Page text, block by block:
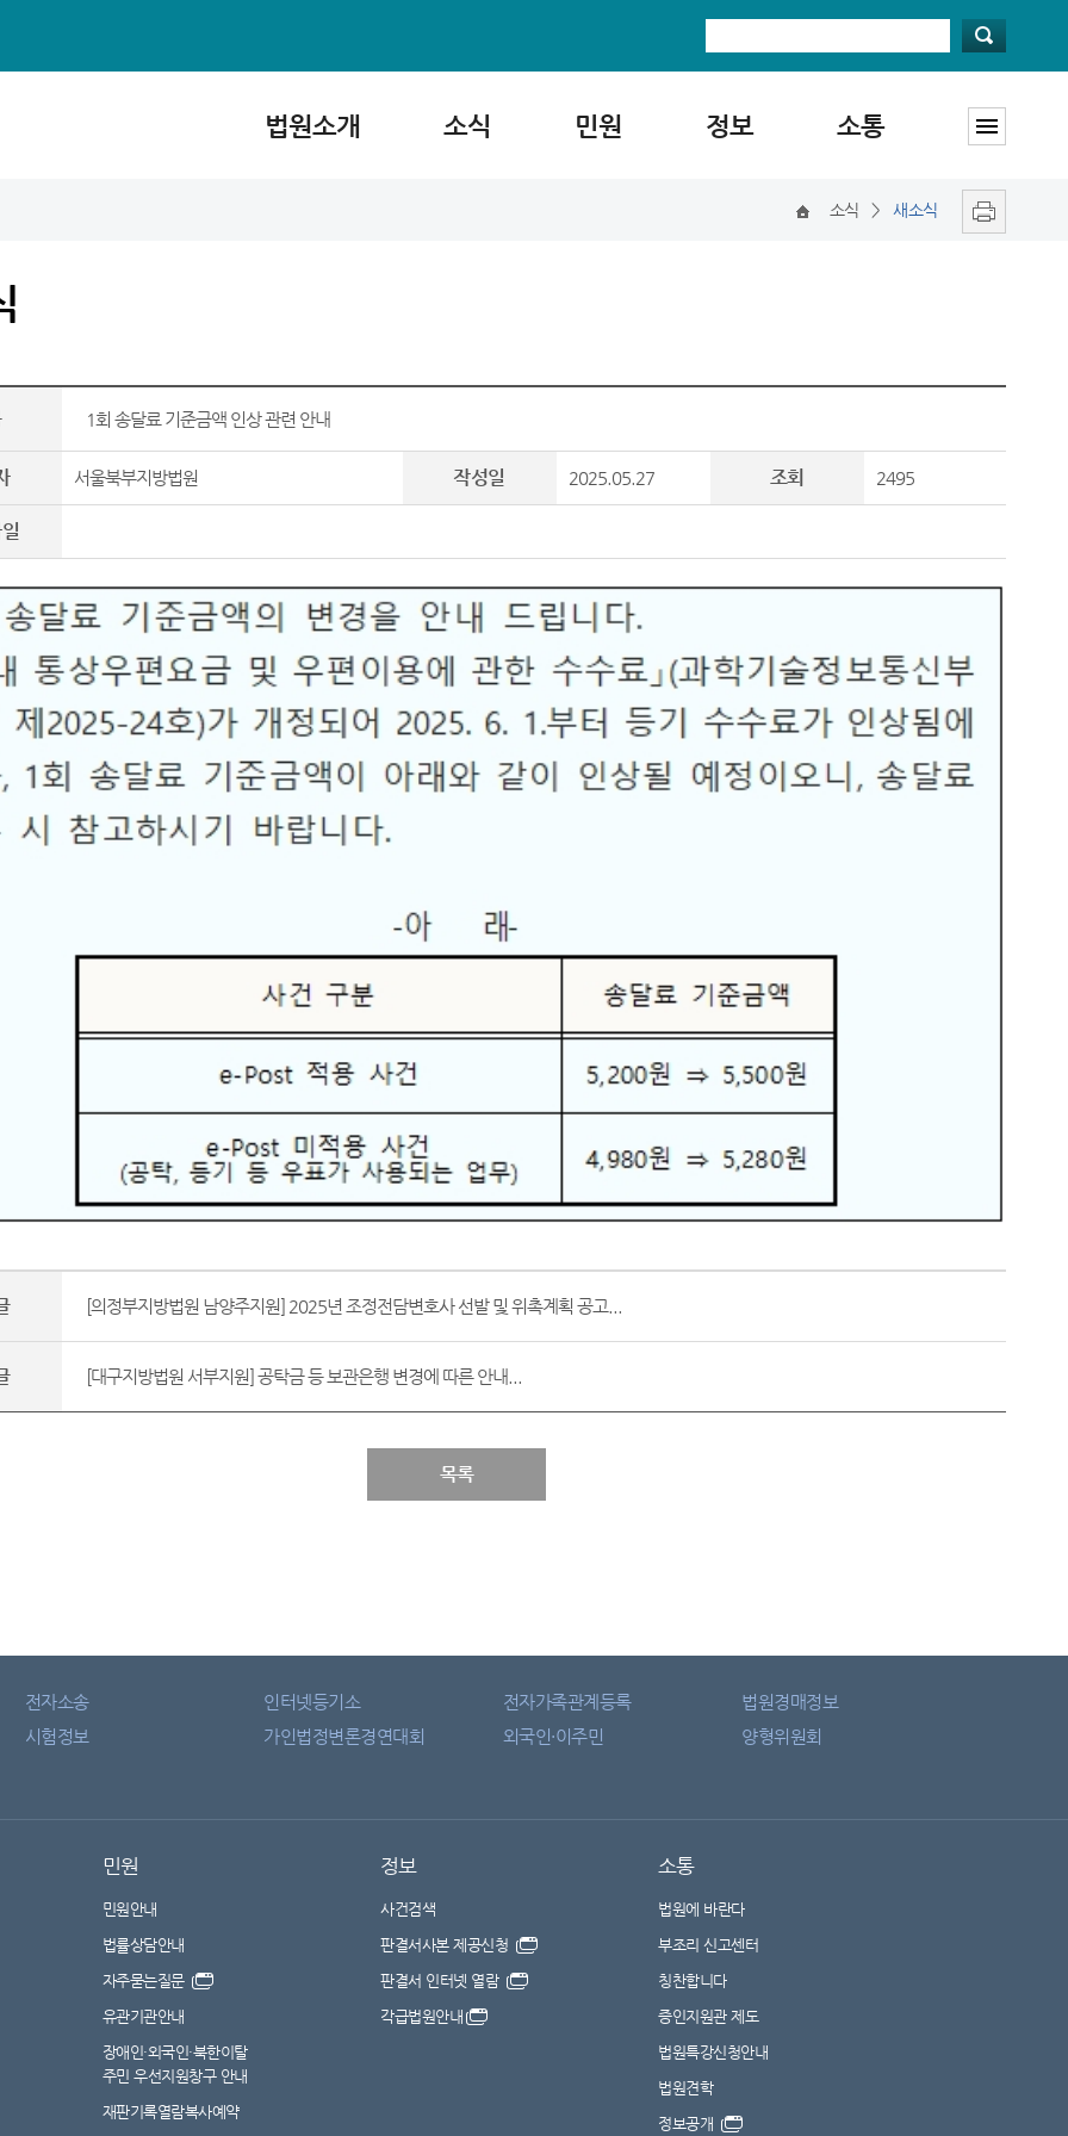
법원소개 소식 민원 정보 소통
소식 > 새소식
1회 송달료 기준금액 인상 관련 안내
서울북부지방법원 작성일 2025.05.27 조회 2495
[의정부지방법원 남양주지원] 2025년 조정전담변호사 선발 및 위촉계획 공고...
[대구지방법원 서부지원] 공탁금 등 보관은행 변경에 따른 안내...
목록
전자소송 인터넷등기소 전자가족관계등록
법원경매정보
시험정보 가인법정변론경연대회 외국인·이주민
양형위원회
민원
민원안내
법률상담안내
자주묻는질문
유관기관안내
장애인·외국인·북한이탈
주민 우선지원창구 안내
재판기록열람복사예약
정보
사건검색
판결서사본 제공신청
판결서 인터넷 열람
각급법원안내
소통
법원에 바란다
부조리 신고센터
칭찬합니다
증인지원관 제도
법원특강신청안내
법원견학
정보공개